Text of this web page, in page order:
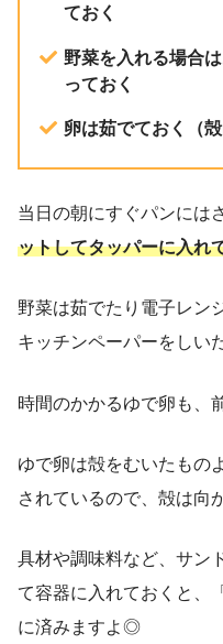
ておく
野菜を入れる場合
っておく
卵は茹でておく（殻
当日の朝にすぐパンには
ットしてタッパーに入れ
野菜は茹でたり電子レン
キッチンペーパーをしい
時間のかかるゆで卵も、
ゆで卵は殻をむいたもの
されているので、殻は向
具材や調味料など、サン
て容器に入れておくと、
に済みますよ◎